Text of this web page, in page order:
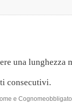
una lunghezza
consecutivi.
e